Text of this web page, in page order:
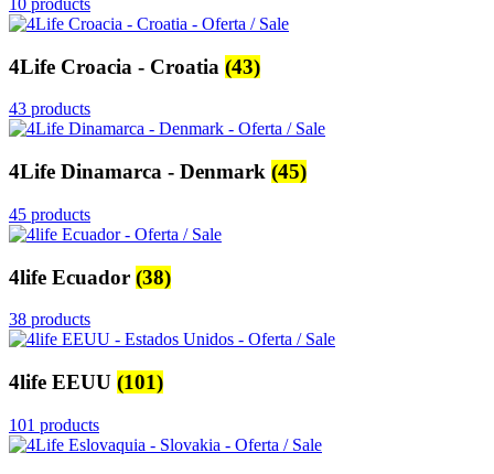
10 products
4Life Croacia - Croatia (43)
43 products
4Life Dinamarca - Denmark (45)
45 products
4life Ecuador (38)
38 products
4life EEUU (101)
101 products